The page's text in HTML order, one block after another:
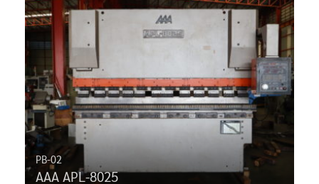
PB-02
AAA APL-8025